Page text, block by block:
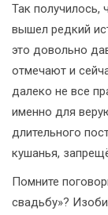
Так получилось,
вышел редкий
это довольно
отмечают и
далеко не все
именно для
длительного
кушанья,
Помните
свадьбу»?